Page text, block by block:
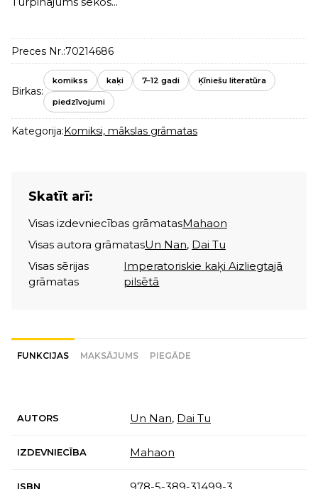
Preces Nr.:70214686
Birkas:
komikss kaķi 7–12 gadi Ķīniešu literatūra
piedzīvojumi
Kategorija:Komiksi, mākslas grāmatas
Skatīt arī:
Visas izdevniecības grāmatasMahaon
Visas autora grāmatasUn Nan, Dai Tu
Visas sērijas
grāmatas
Imperatoriskie kaķi Aizliegtajā
pilsētā
FUNKCIJAS MAKSĀJUMS PIEGĀDE
AUTORS Un Nan, Dai Tu
IZDEVNIECĪBA Mahaon
ISBN 978-5-389-31499-3